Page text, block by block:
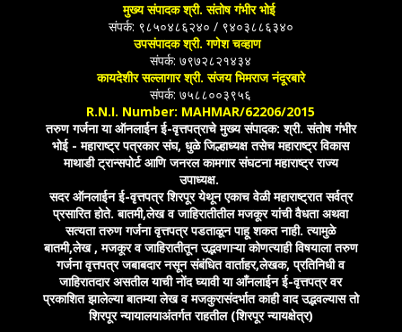
मुख्य संपादक श्री. संतोष गंभीर भोई
संपर्क: ९८५०४८६२४० / ९४०३८८६३४०
उपसंपादक श्री. गणेश चव्हाण
संपर्क: ७९७२८२१४३४
कायदेशीर सल्लागार श्री. संजय भिमराज नंदूरबारे
संपर्क: ७५८८००३९५६
R.N.I. Number: MAHMAR/62206/2015
तरुण गर्जना या ऑनलाईन ई-वृत्तपत्राचे मुख्य संपादक: श्री. संतोष गंभीर
भोई - महाराष्ट्र पत्रकार संघ, धुळे जिल्हाध्यक्ष तसेच महाराष्ट्र विकास
माथाडी ट्रान्सपोर्ट आणि जनरल कामगार संघटना महाराष्ट्र राज्य
उपाध्यक्ष.
सदर ऑनलाईन ई-वृत्तपत्र शिरपूर येथून एकाच वेळी महाराष्ट्रात सर्वत्र
प्रसारित होते. बातमी,लेख व जाहिरातीतील मजकूर यांची वैधता अथवा
सत्यता तरुण गर्जना वृत्तपत्र पडताळून पाहू शकत नाही. त्यामुळे
बातमी,लेख , मजकूर व जाहिरातीतून उद्भवणाऱ्या कोणत्याही विषयाला तरुण
गर्जना वृत्तपत्र जबाबदार नसून संबंधित वार्ताहर,लेखक, प्रतिनिधी व
जाहिरातदार असतील याची नोंद घ्यावी या आँनलाईन ई-वृत्तपत्र वर
प्रकाशित झालेल्या बातम्या लेख व मजकुरासंदर्भात काही वाद उद्भवल्यास तो
शिरपूर न्यायालयाअंतर्गत राहतील (शिरपूर न्यायक्षेत्र)